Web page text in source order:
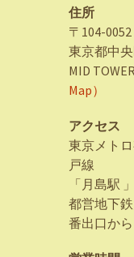
住所
〒104-0052
東京都中
MID
Map）
アクセス
東京メト
戸線
「月島駅
都営地下
番出口か